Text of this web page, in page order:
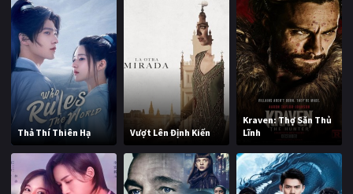
Thả Thí Thiên Hạ Vượt Lên Định Kiến
Kraven: Thợ Săn Thủ
Lĩnh